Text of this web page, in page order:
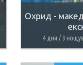
Охрид -
4 дни / 3